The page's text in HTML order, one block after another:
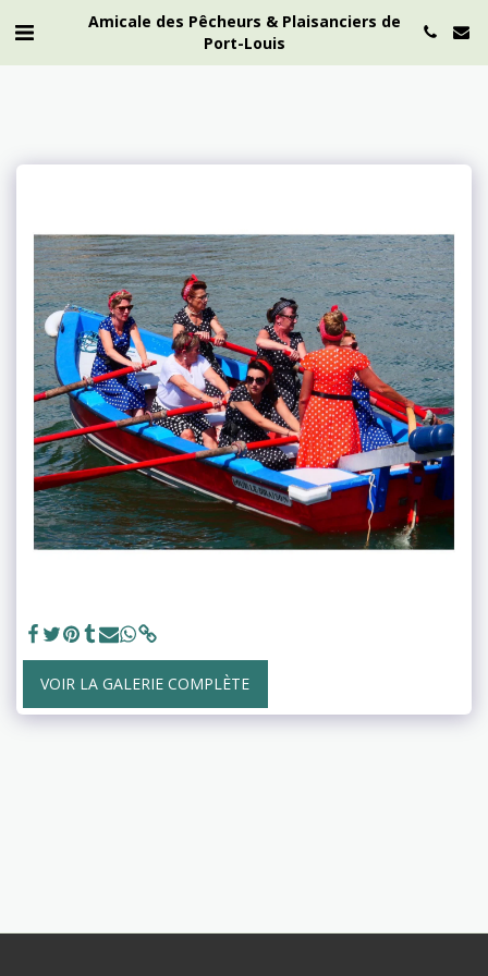
Amicale des Pêcheurs & Plaisanciers de
Port-Louis
VOIR LA GALERIE COMPLÈTE